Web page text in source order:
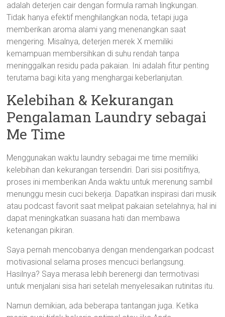
adalah deterjen cair dengan formula ramah lingkungan.
Tidak hanya efektif menghilangkan noda, tetapi juga
memberikan aroma alami yang menenangkan saat
mengering. Misalnya, deterjen merek X memiliki
kemampuan membersihkan di suhu rendah tanpa
meninggalkan residu pada pakaian. Ini adalah fitur penting
terutama bagi kita yang menghargai keberlanjutan.
Kelebihan & Kekurangan
Pengalaman Laundry sebagai
Me Time
Menggunakan waktu laundry sebagai me time memiliki
kelebihan dan kekurangan tersendiri. Dari sisi positifnya,
proses ini memberikan Anda waktu untuk merenung sambil
menunggu mesin cuci bekerja. Dapatkan inspirasi dari musik
atau podcast favorit saat melipat pakaian setelahnya; hal ini
dapat meningkatkan suasana hati dan membawa
ketenangan pikiran.
Saya pernah mencobanya dengan mendengarkan podcast
motivasional selama proses mencuci berlangsung.
Hasilnya? Saya merasa lebih berenergi dan termotivasi
untuk menjalani sisa hari setelah menyelesaikan rutinitas itu.
Namun demikian, ada beberapa tantangan juga. Ketika